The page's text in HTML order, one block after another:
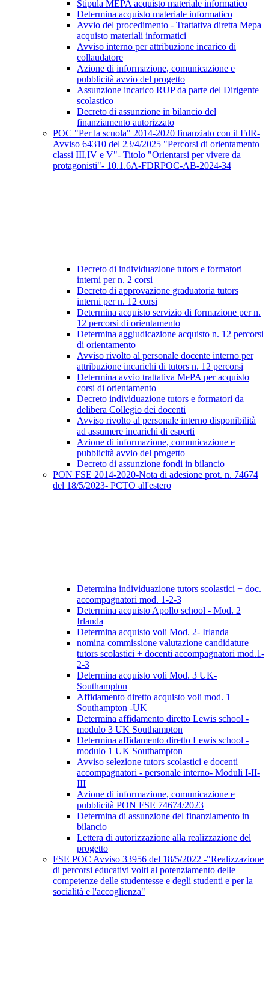
Stipula MEPA acquisto materiale informatico
Determina acquisto materiale informatico
Avvio del procedimento - Trattativa diretta Mepa
acquisto materiali informatici
Avviso interno per attribuzione incarico di
collaudatore
Azione di informazione, comunicazione e
pubblicità avvio del progetto
Assunzione incarico RUP da parte del Dirigente
scolastico
Decreto di assunzione in bilancio del
finanziamento autorizzato
POC "Per la scuola" 2014-2020 finanziato con il FdR-
Avviso 64310 del 23/4/2025 "Percorsi di orientamento
classi III,IV e V"- Titolo "Orientarsi per vivere da
protagonisti"- 10.1.6A-FDRPOC-AB-2024-34
Decreto di individuazione tutors e formatori
interni per n. 2 corsi
Decreto di approvazione graduatoria tutors
interni per n. 12 corsi
Determina acquisto servizio di formazione per n.
12 percorsi di orientamento
Determina aggiudicazione acquisto n. 12 percorsi
di orientamento
Avviso rivolto al personale docente interno per
attribuzione incarichi di tutors n. 12 percorsi
Determina avvio trattativa MePA per acquisto
corsi di orientamento
Decreto individuazione tutors e formatori da
delibera Collegio dei docenti
Avviso rivolto al personale interno disponibilità
ad assumere incarichi di esperti
Azione di informazione, comunicazione e
pubblicità avvio del progetto
Decreto di assunzione fondi in bilancio
PON FSE 2014-2020-Nota di adesione prot. n. 74674
del 18/5/2023- PCTO all'estero
Determina individuazione tutors scolastici + doc.
accompagnatori mod. 1-2-3
Determina acquisto Apollo school - Mod. 2
Irlanda
Determina acquisto voli Mod. 2- Irlanda
nomina commissione valutazione candidature
tutors scolastici + docenti accompagnatori mod.1-
2-3
Determina acquisto voli Mod. 3 UK-
Southampton
Affidamento diretto acquisto voli mod. 1
Southampton -UK
Determina affidamento diretto Lewis school -
modulo 3 UK Southampton
Determina affidamento diretto Lewis school -
modulo 1 UK Southampton
Avviso selezione tutors scolastici e docenti
accompagnatori - personale interno- Moduli I-II-
III
Azione di informazione, comunicazione e
pubblicità PON FSE 74674/2023
Determina di assunzione del finanziamento in
bilancio
Lettera di autorizzazione alla realizzazione del
progetto
FSE POC Avviso 33956 del 18/5/2022 -"Realizzazione
di percorsi educativi volti al potenziamento delle
competenze delle studentesse e degli studenti e per la
socialità e l'accoglienza"